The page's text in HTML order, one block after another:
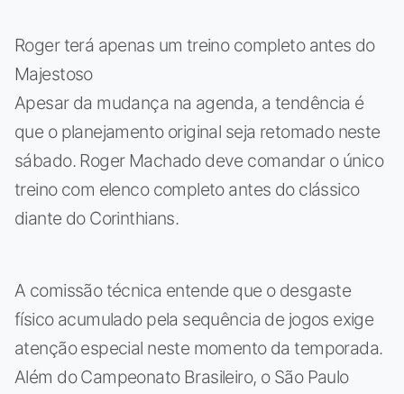
Roger terá apenas um treino completo antes do
Majestoso
Apesar da mudança na agenda, a tendência é
que o planejamento original seja retomado neste
sábado. Roger Machado deve comandar o único
treino com elenco completo antes do clássico
diante do Corinthians.
A comissão técnica entende que o desgaste
físico acumulado pela sequência de jogos exige
atenção especial neste momento da temporada.
Além do Campeonato Brasileiro, o São Paulo